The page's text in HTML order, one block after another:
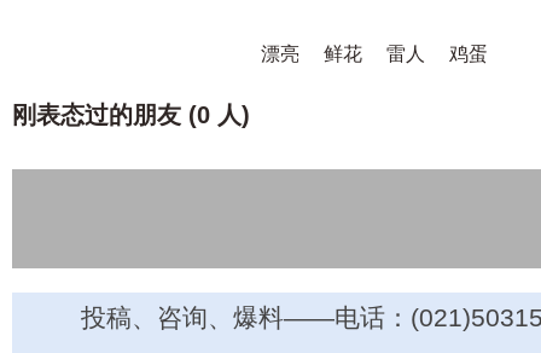
漂亮 鲜花 雷人 鸡蛋
刚表态过的朋友 (0 人)
投稿、咨询、爆料——电话：